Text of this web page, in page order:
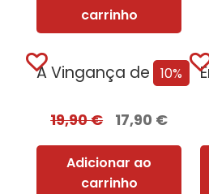
carrinho
10%
A Vingança de Roma
19,90€ 17,90 €
Adicionar ao
carrinho